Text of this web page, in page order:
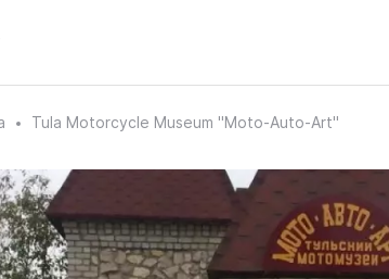
Tula Motorcycle Museum "Moto-Auto-Art"